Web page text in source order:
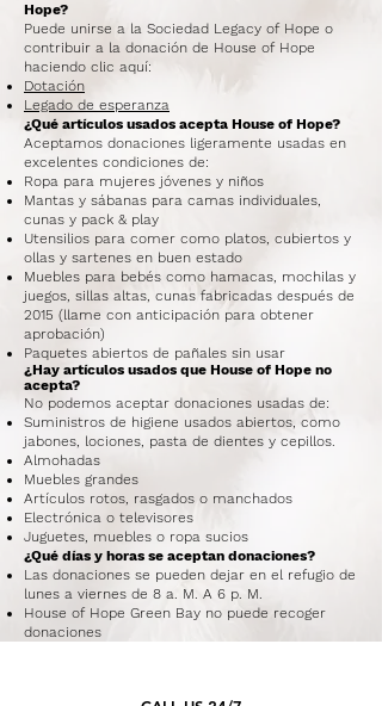
Hope?
Puede unirse a la Sociedad Legacy of Hope o
contribuir a la donación de House of Hope
haciendo clic aquí:
Dotación
Legado de esperanza
¿Qué artículos usados ​​acepta House of Hope?
Aceptamos donaciones ligeramente usadas en
excelentes condiciones de:
Ropa para mujeres jóvenes y niños
Mantas y sábanas para camas individuales,
cunas y pack & play
Utensilios para comer como platos, cubiertos y
ollas y sartenes en buen estado
Muebles para bebés como hamacas, mochilas y
juegos, sillas altas, cunas fabricadas después de
2015 (llame con anticipación para obtener
aprobación)
Paquetes abiertos de pañales sin usar
¿Hay artículos usados ​​que House of Hope no
acepta?
No podemos aceptar donaciones usadas de:
Suministros de higiene usados ​​abiertos, como
jabones, lociones, pasta de dientes y cepillos.
Almohadas
Muebles grandes
Artículos rotos, rasgados o manchados
Electrónica o televisores
Juguetes, muebles o ropa sucios
¿Qué días y horas se aceptan donaciones?
Las donaciones se pueden dejar en el refugio de
lunes a viernes de 8 a. M. A 6 p. M.
House of Hope Green Bay no puede recoger
donaciones